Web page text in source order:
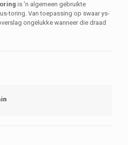
is 'n algemeen gebruikte
toring. Van toepassing op swaar ys-
ongelukke wanneer die draad